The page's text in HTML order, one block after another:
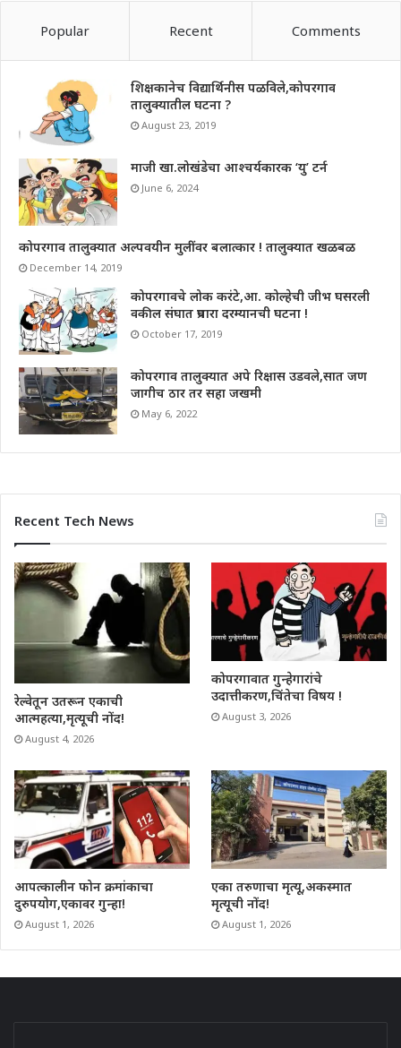
Popular Recent Comments
शिक्षकानेच विद्यार्थिनीस पळविले,कोपरगाव
तालुक्यातील घटना ?
August 23, 2019
माजी खा.लोखंडेचा आश्चर्यकारक ‘यु’ टर्न
June 6, 2024
कोपरगाव तालुक्यात अल्पवयीन मुलींवर बलात्कार ! तालुक्यात खळबळ
December 14, 2019
कोपरगावचे लोक करंटे,आ. कोल्हेची जीभ घसरली
वकील संघात प्रचारा दरम्यानची घटना !
October 17, 2019
कोपरगाव तालुक्यात अपे रिक्षास उडवले,सात जण
जागीच ठार तर सहा जखमी
May 6, 2022
Recent Tech News
रेल्वेतून उतरून एकाची
आत्महत्या,मृत्यूची नोंद!
August 4, 2026
कोपरगावात गुन्हेगारांचे
उदात्तीकरण,चिंतेचा विषय !
August 3, 2026
आपत्कालीन फोन क्रमांकाचा
दुरुपयोग,एकावर गुन्हा!
August 1, 2026
एका तरुणाचा मृत्यू,अकस्मात
मृत्यूची नोंद!
August 1, 2026